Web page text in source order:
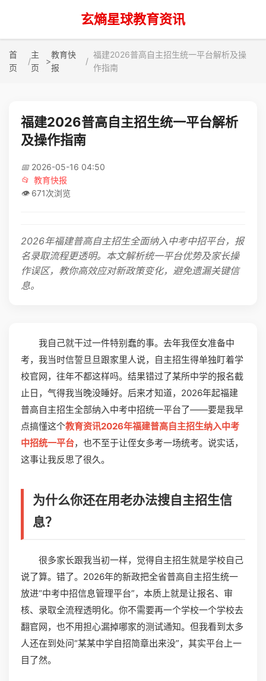
玄熵星球教育资讯
首
页
主
页
>
教育快
报
福建2026普高自主招生统一平台解析及操
作指南
福建2026普高自主招生统一平台解析
及操作指南
📅 2026-05-16 04:50
📂 教育快报
👁️ 671次浏览
2026年福建普高自主招生全面纳入中考中招平台，报
名录取流程更透明。本文解析统一平台优势及家长操
作误区，教你高效应对新政策变化，避免遗漏关键信
息。
我自己就干过一件特别蠢的事。去年我侄女准备中
考，我当时信誓旦旦跟家里人说，自主招生得单独盯着学
校官网，往年不都这样吗。结果错过了某所中学的报名截
止日，气得我当晚没睡好。后来才知道，2026年起福建
普高自主招生全部纳入中考中招统一平台了——要是我早
点搞懂这个教育资讯2026年福建普高自主招生纳入中考
中招统一平台，也不至于让侄女多考一场统考。说实话，
这事让我反思了很久。
为什么你还在用老办法搜自主招生信
息？
很多家长跟我当初一样，觉得自主招生就是学校自己
说了算。错了。2026年的新政把全省普高自主招生统一
放进“中考中招信息管理平台”，本质上就是让报名、审
核、录取全流程透明化。你不需要再一个学校一个学校去
翻官网，也不用担心漏掉哪家的测试通知。但我看到太多
人还在到处问“某某中学自招简章出来没”，其实平台上一
目了然。